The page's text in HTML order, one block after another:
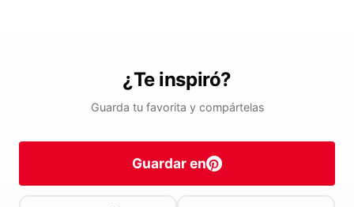
¿Te inspiró?
Guarda tu favorita y compártelas
Guardar en